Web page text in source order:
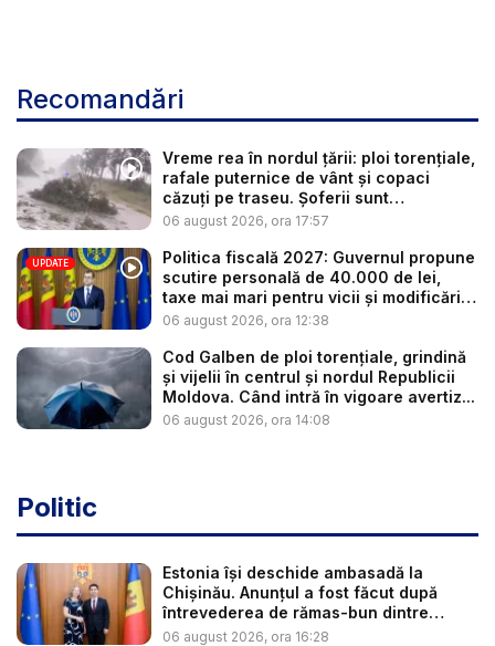
Recomandări
Vreme rea în nordul țării: ploi torențiale,
rafale puternice de vânt și copaci
căzuți pe traseu. Șoferii sunt
îndemnaț...
06 august 2026, ora 17:57
UPDATE
Politica fiscală 2027: Guvernul propune
scutire personală de 40.000 de lei,
taxe mai mari pentru vicii și modificări
l...
06 august 2026, ora 12:38
Cod Galben de ploi torențiale, grindină
și vijelii în centrul și nordul Republicii
Moldova. Când intră în vigoare avertiz...
06 august 2026, ora 14:08
Politic
Estonia își deschide ambasadă la
Chișinău. Anunțul a fost făcut după
întrevederea de rămas-bun dintre
minis...
06 august 2026, ora 16:28